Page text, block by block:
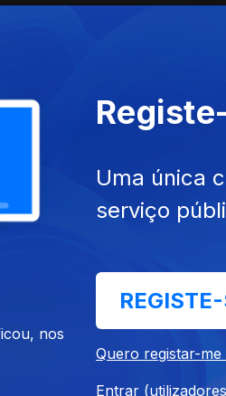
envolvido num projecto para
de peixes para produzir outros
as potencialidades das
nos
Uma única
serviço
Quero registar-me
Entrar